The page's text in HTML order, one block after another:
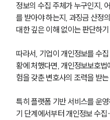
그
대륜
오
글로벌
고객
AI
정보의 수집 주체가 누구인지,
를 받아야 하는지, 과징금 산정
대한 깊은 이해 없이는 판단하
따라서, 기업이 개인정보를 수
황에 처했다면, 개인정보보호
험을 갖춘 변호사의 조력을 받
특히 플랫폼 기반 서비스를 운
기 단계에서부터 개인정보 수